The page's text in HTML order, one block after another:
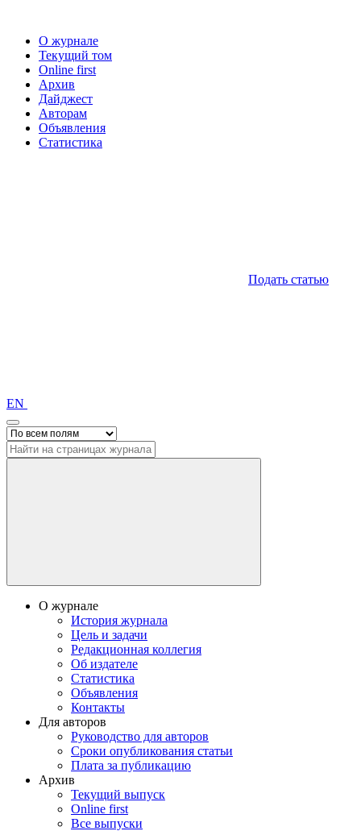
О журнале
Текущий том
Online first
Архив
Дайджест
Авторам
Объявления
Статистика
Подать статью
EN
О журнале
История журнала
Цель и задачи
Редакционная коллегия
Об издателе
Статистика
Объявления
Контакты
Для авторов
Руководство для авторов
Сроки опубликования статьи
Плата за публикацию
Архив
Текущий выпуск
Online first
Все выпуски